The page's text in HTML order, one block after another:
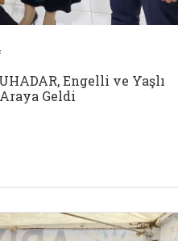
Engelli ve Yaşlı
Geldi